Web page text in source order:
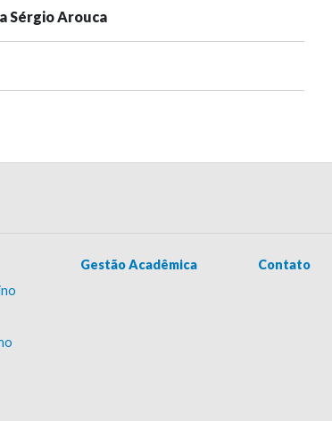
Sérgio Arouca
Gestão Acadêmica Contato